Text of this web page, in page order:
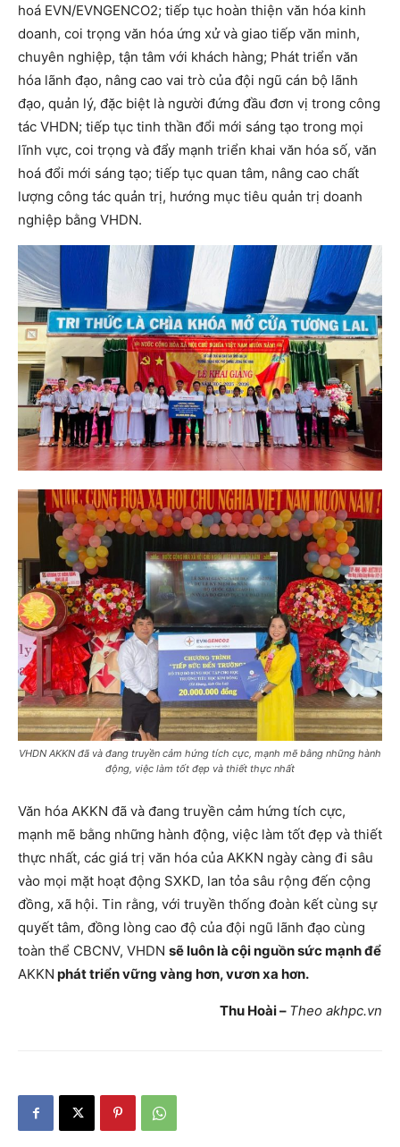
hoá EVN/EVNGENCO2; tiếp tục hoàn thiện văn hóa kinh
doanh, coi trọng văn hóa ứng xử và giao tiếp văn minh,
chuyên nghiệp, tận tâm với khách hàng; Phát triển văn
hóa lãnh đạo, nâng cao vai trò của đội ngũ cán bộ lãnh
đạo, quản lý, đặc biệt là người đứng đầu đơn vị trong công
tác VHDN; tiếp tục tinh thần đổi mới sáng tạo trong mọi
lĩnh vực, coi trọng và đẩy mạnh triển khai văn hóa số, văn
hoá đổi mới sáng tạo; tiếp tục quan tâm, nâng cao chất
lượng công tác quản trị, hướng mục tiêu quản trị doanh
nghiệp bằng VHDN.
VHDN AKKN đã và đang truyền cảm hứng tích cực, mạnh mẽ bằng những hành
động, việc làm tốt đẹp và thiết thực nhất
Văn hóa AKKN đã và đang truyền cảm hứng tích cực,
mạnh mẽ bằng những hành động, việc làm tốt đẹp và thiết
thực nhất, các giá trị văn hóa của AKKN ngày càng đi sâu
vào mọi mặt hoạt động SXKD, lan tỏa sâu rộng đến cộng
đồng, xã hội. Tin rằng, với truyền thống đoàn kết cùng sự
quyết tâm, đồng lòng cao độ của đội ngũ lãnh đạo cùng
toàn thể CBCNV, VHDN sẽ luôn là cội nguồn sức mạnh để
AKKN phát triển vững vàng hơn, vươn xa hơn.
Thu Hoài – Theo akhpc.vn